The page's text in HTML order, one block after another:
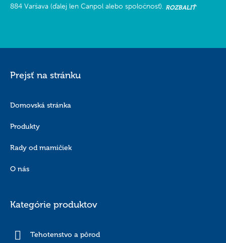
884 Varšava (ďalej len Canpol alebo spoločnosť). ROZBALIŤ
Prejsť na stránku
Domovská stránka
Produkty
Rady od mamičiek
O nás
Kategórie produktov
Tehotenstvo a pôrod